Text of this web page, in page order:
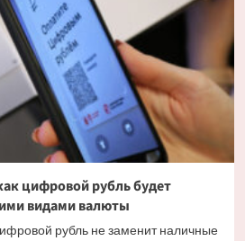
цифровой рубль будет
видами валюты
рубль не заменит наличные